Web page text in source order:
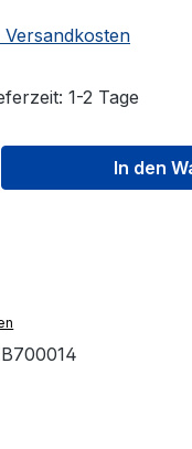
1-2 Tage
Gib denIn den